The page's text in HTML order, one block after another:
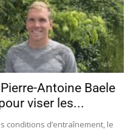
Antoine Baele
viser les...
conditions d’entraînement, le